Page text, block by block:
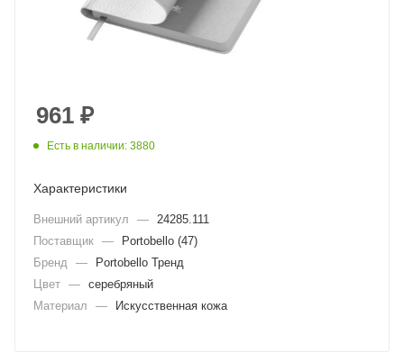
961 ₽
Есть в наличии: 3880
Характеристики
Внешний артикул —
24285.111
Поставщик —
Portobello (47)
Бренд
—
Portobello Тренд
Цвет — серебряный
Материал
— Искусственная кожа